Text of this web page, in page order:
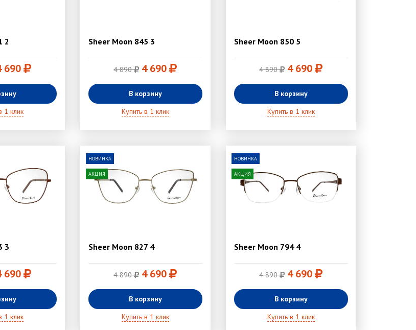
2
690
1 клик
Sheer Moon 845 3
4 890 4 690
В корзину
Купить в 1 клик
Sheer Moon 850 5
4 890 4 690
В корзину
Купить в 1 клик
3
690
1 клик
НОВИНКА
АКЦИЯ
Sheer Moon 827 4
4 890 4 690
В корзину
Купить в 1 клик
НОВИНКА
АКЦИЯ
Sheer Moon 794 4
4 890 4 690
В корзину
Купить в 1 клик